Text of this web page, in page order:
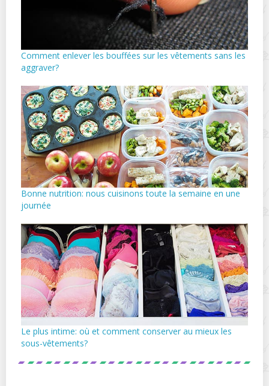
Comment enlever les bouffées sur les vêtements sans les
aggraver?
Bonne nutrition: nous cuisinons toute la semaine en une
journée
Le plus intime: où et comment conserver au mieux les
sous-vêtements?